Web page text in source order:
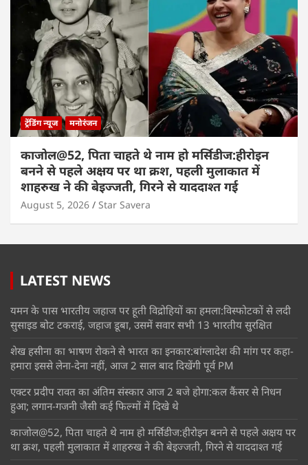
ट्रेंडिंग न्यूज मनोरंजन
काजोल@52, पिता चाहते थे नाम हो मर्सिडीज:हीरोइन
बनने से पहले अक्षय पर था क्रश, पहली मुलाकात में
शाहरुख ने की बेइज्जती, गिरने से याददाश्त गई
August 5, 2026 Star Savera
LATEST NEWS
यमन के पास भारतीय जहाज पर हूती विद्रोहियों का हमला:विस्फोटकों से लदी
सुसाइड बोट टकराई, जहाज डूबा, उसमें सवार सभी 13 भारतीय सुरक्षित
शेख हसीना का भाषण रोकने से भारत का इनकार:बांग्लादेश की मांग पर कहा-
हमारा इससे लेना-देना नहीं, आज 2 साल बाद दिखेंगी पूर्व PM
एक्टर प्रदीप रावत का अंतिम संस्कार आज 2 बजे होगा:कल कैंसर से निधन
हुआ; लगान-गजनी जैसी कई फिल्मों में दिखे थे
काजोल@52, पिता चाहते थे नाम हो मर्सिडीज:हीरोइन बनने से पहले अक्षय पर
था क्रश, पहली मुलाकात में शाहरुख ने की बेइज्जती, गिरने से याददाश्त गई